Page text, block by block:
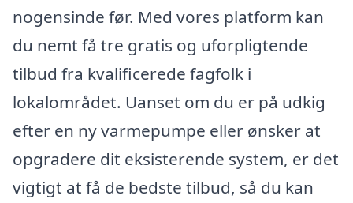
nogensinde før. Med vores platform kan
du nemt få tre gratis og uforpligtende
tilbud fra kvalificerede fagfolk i
lokalområdet. Uanset om du er på udkig
efter en ny varmepumpe eller ønsker at
opgradere dit eksisterende system, er det
vigtigt at få de bedste tilbud, så du kan